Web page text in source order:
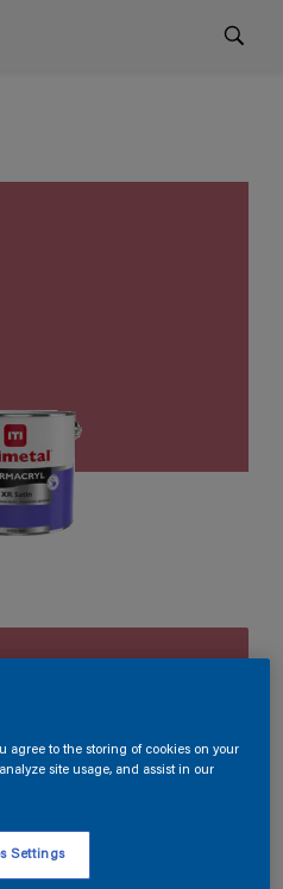
agree to the storing of cookies on your
site usage, and assist in our
Settings